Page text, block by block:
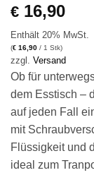
€ 16,90
Enthält 20% MwSt.
(€ 16,90 / 1 Stk)
zzgl. Versand
Ob für
dem Esstisch –
auf jeden Fall
mit
Flüssigkeit und
ideal zum